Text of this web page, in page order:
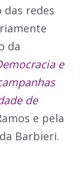
das redes
da
e
de
e pela
Barbieri.